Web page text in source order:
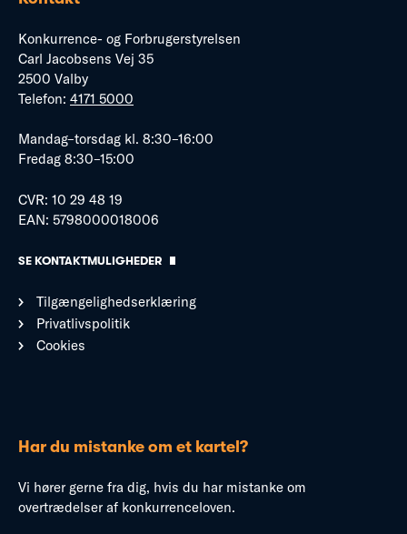
Konkurrence- og Forbrugerstyrelsen
Carl Jacobsens Vej 35
2500 Valby
Telefon: 4171 5000
Mandag–torsdag kl. 8:30–16:00
Fredag 8:30–15:00
CVR: 10 29 48 19
EAN: 5798000018006
SE KONTAKTMULIGHEDER
Tilgængelighedserklæring
Privatlivspolitik
Cookies
Har du mistanke om et kartel?
Vi hører gerne fra dig, hvis du har mistanke om
overtrædelser af konkurrenceloven.